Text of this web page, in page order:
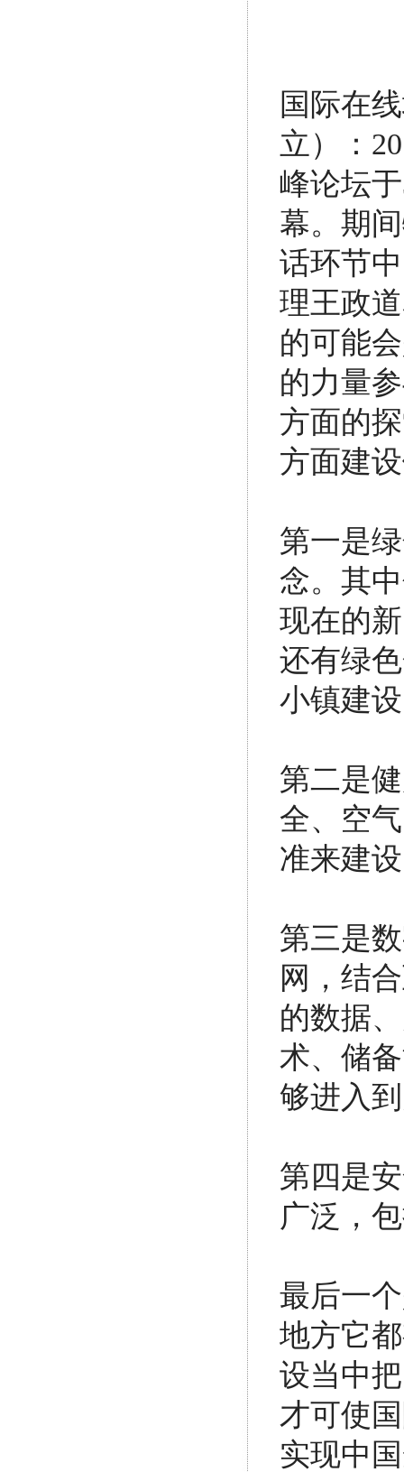
国际在
立）：
峰论坛
幕。期
话环节
理王政
的可能
的力量
方面的
方面建
第一是
念。其
现在的
还有绿
小镇建
第二是
全、空
准来建
第三是
网，结
的数据
术、储
够进入
第四是
广泛，
最后一
地方它
设当中
才可使
实现中